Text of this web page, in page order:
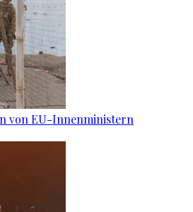
von EU-Innenministern